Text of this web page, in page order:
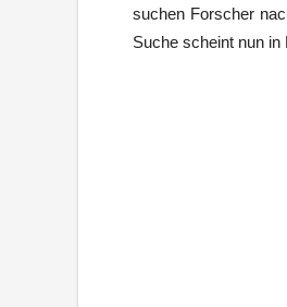
suchen Forscher
Suche scheint nun